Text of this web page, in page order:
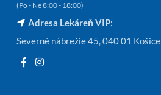
(Po - Ne 8:00 - 18:00)
Adresa Lekáreň VIP:
Severné nábrežie 45, 040 01 Košice